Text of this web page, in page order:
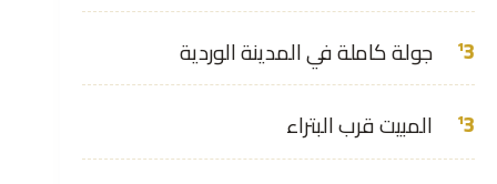
جولة كاملة في المدينة الوردية
المبيت قرب البتراء